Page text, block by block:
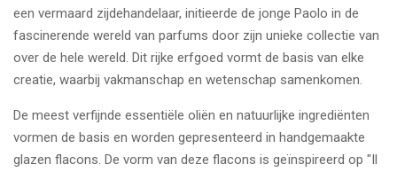
een vermaard zijdehandelaar, initieerde de jonge Paolo in de
fascinerende wereld van parfums door zijn unieke collectie van
over de hele wereld. Dit rijke erfgoed vormt de basis van elke
creatie, waarbij vakmanschap en wetenschap samenkomen.
De meest verfijnde essentiële oliën en natuurlijke ingrediënten
vormen de basis en worden gepresenteerd in handgemaakte
glazen flacons. De vorm van deze flacons is geïnspireerd op "Il